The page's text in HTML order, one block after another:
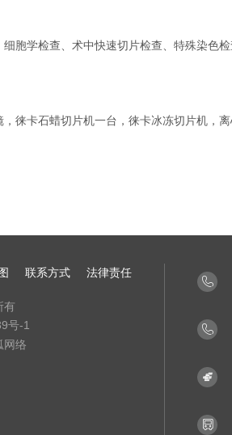
细胞学检查、术中快速切片检查、特殊染色
，徕卡石蜡切片机一台，徕卡冰冻切片机，
联系方式 法律责任
有
号-1
网络



